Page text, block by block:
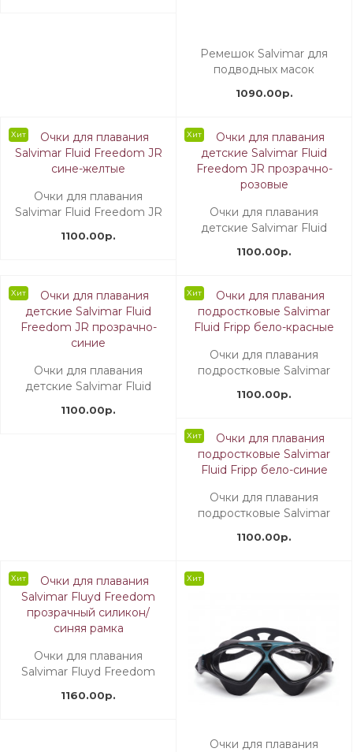
Ремешок Salvimar для
подводных масок
1090.00р.
Хит
Очки для плавания
Salvimar Fluid Freedom JR
1100.00р.
Хит
Очки для плавания
детские Salvimar Fluid
розовые
1100.00р.
Хит
Очки для плавания
детские Salvimar Fluid
синие
1100.00р.
Хит
Очки для плавания
подростковые Salvimar
1100.00р.
Хит
Очки для плавания
подростковые Salvimar
1100.00р.
Хит
Очки для плавания
Salvimar Fluyd Freedom
синяя рамка
1160.00р.
Хит
Очки для плавания